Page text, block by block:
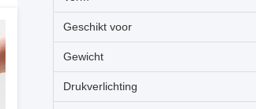
Geschikt voor
Gewicht
Drukverlichting